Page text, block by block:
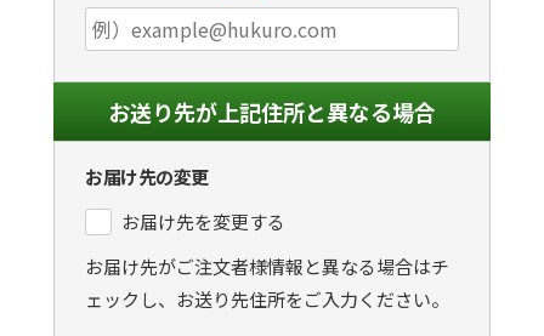
お送り先が上記住所と異なる場合
お届け先の変更
お届け先を変更する
お届け先がご注文者様情報と異なる場合はチ
ェックし、お送り先住所をご入力ください。